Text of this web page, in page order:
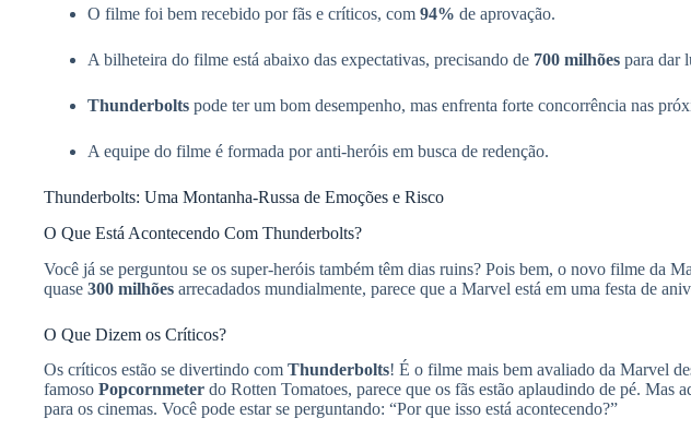
O filme foi bem recebido por fãs e críticos, com 94% de aprovação.
A bilheteira do filme está abaixo das expectativas, precisando de 700 milhões para dar
Thunderbolts pode ter um bom desempenho, mas enfrenta forte concorrência nas
A equipe do filme é formada por anti-heróis em busca de redenção.
Thunderbolts: Uma Montanha-Russa de Emoções e Risco
O Que Está Acontecendo Com Thunderbolts?
Você já se perguntou se os super-heróis também têm dias ruins? Pois bem, o novo filme da
quase 300 milhões arrecadados mundialmente, parece que a Marvel está em uma festa de
O Que Dizem os Críticos?
Os críticos estão se divertindo com Thunderbolts! É o filme mais bem avaliado da Marvel
famoso Popcornmeter do Rotten Tomatoes, parece que os fãs estão aplaudindo de pé. Mas
para os cinemas. Você pode estar se perguntando: “Por que isso está acontecendo?”